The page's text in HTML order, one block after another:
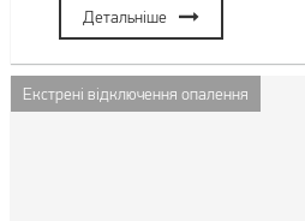
Детальніше
Екстрені відключення опалення